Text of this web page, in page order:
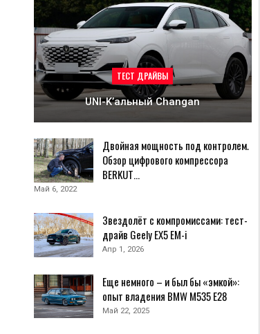
ТЕСТ ДРАЙВЫ
UNI-K’альный Changan
Двойная мощность под контролем.
Обзор цифрового компрессора
BERKUT…
Май 6, 2022
Звездолёт с компромиссами: тест-
драйв Geely EX5 EM-i
Апр 1, 2026
Еще немного – и был бы «эмкой»:
опыт владения BMW M535 Е28
Май 22, 2025